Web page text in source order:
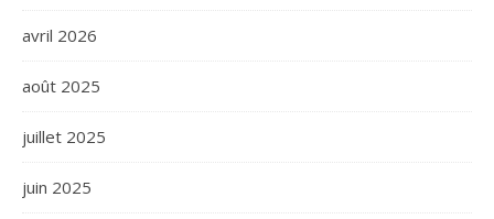
avril 2026
août 2025
juillet 2025
juin 2025